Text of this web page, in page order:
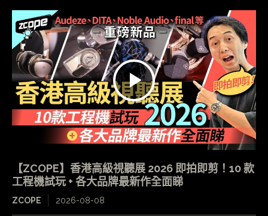
【ZCOPE】香港高級視聽展 2026 即拍即剪！10 款
工程機試玩 + 各大品牌最新作全面睇
ZCOPE 2026-08-08